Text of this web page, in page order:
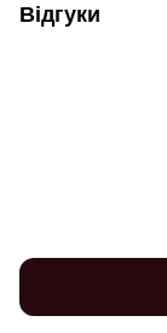
Відгуки